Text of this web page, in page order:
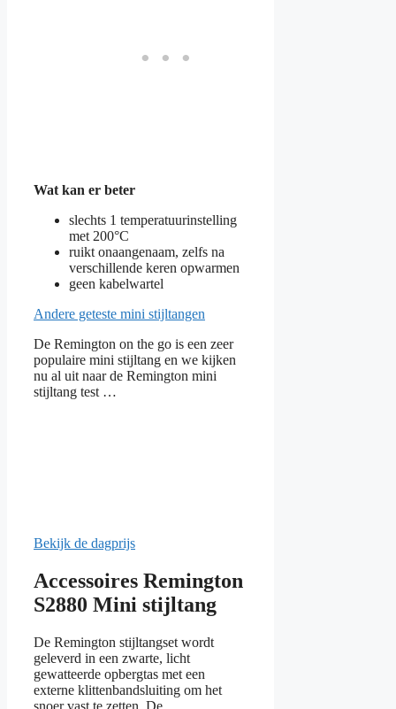
Wat kan er beter
slechts 1 temperatuurinstelling
met 200°C
ruikt onaangenaam, zelfs na
verschillende keren opwarmen
geen kabelwartel
Andere geteste mini stijltangen
De Remington on the go is een zeer
populaire mini stijltang en we kijken
nu al uit naar de Remington mini
stijltang test …
Bekijk de dagprijs
Accessoires Remington
S2880 Mini stijltang
De Remington stijltangset wordt
geleverd in een zwarte, licht
gewatteerde opbergtas met een
externe klittenbandsluiting om het
snoer vast te zetten. De